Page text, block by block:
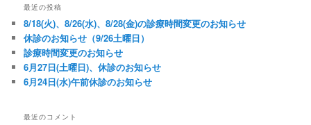
最近の投稿
8/18(火)、8/26(水)、8/28(金)の診療時間変更のお知らせ
休診のお知らせ（9/26土曜日）
診療時間変更のお知らせ
6月27日(土曜日)、休診のお知らせ
6月24日(水)午前休診のお知らせ
最近のコメント